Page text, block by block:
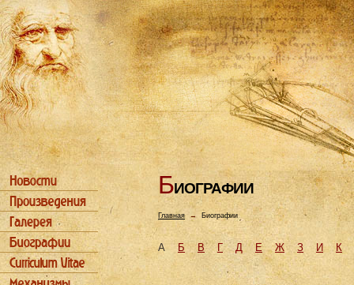
БИОГРАФИИ
Главная→ Биографии
АБ В Г Д Е Ж З И К